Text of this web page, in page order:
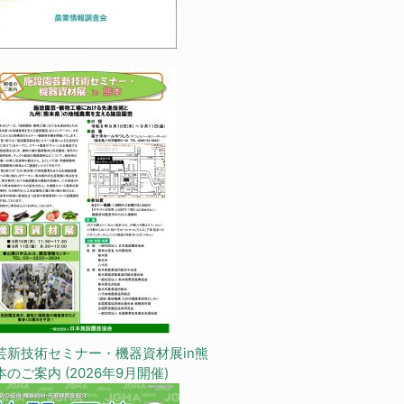
新技術セミナー・機器資材展in熊
のご案内 (2026年9月開催)